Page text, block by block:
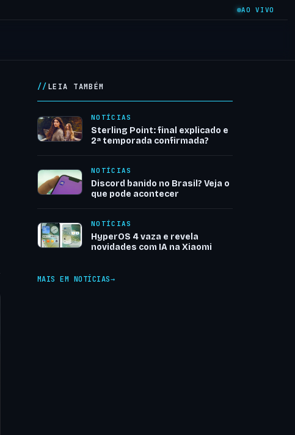
AO VIVO
LEIA TAMBÉM
NOTÍCIAS
Sterling Point: final explicado e
2ª temporada confirmada?
NOTÍCIAS
Discord banido no Brasil? Veja o
que pode acontecer
NOTÍCIAS
HyperOS 4 vaza e revela
novidades com IA na Xiaomi
MAIS EM NOTÍCIAS